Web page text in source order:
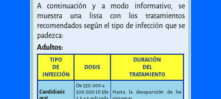
A continuación y a modo informativo, se
muestra una lista con los tratamientos
recomendados según el tipo de infección que se
padezca:
Adultos:
TIPO
DE
INFECCIÓN
DOSIS
DURACIÓN
DEL
TRATAMIENTO
Candidiasis
De 250.000 a
500.000 UI (de
Hasta la desaparición de los